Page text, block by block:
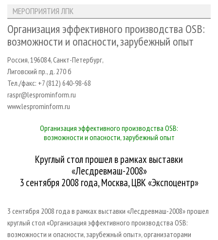
ЛЕСОЗАГОТОВКА
ЛЕСОПИЛЕНИЕ
СУШКА ДРЕВЕСИНЫ
ПРОИЗВОДСТВО ДРЕВЕСНЫХ ПЛИТ
ДЕРЕВЯННОЕ ДОМОСТРОЕНИЕ
БИОЭНЕРГЕТИКА
ИНСТРУМЕНТ И МАТЕРИАЛЫ
НОВОСТИ ЛПК
НОВОСТИ ЖУРНАЛА
ПРОЕКТЫ ЛПИ
АНАЛИТИКА
ПРЕДПРИЯТИЯ ЛПК
ПЕРСОНЫ
МОБИЛЬНЫЕ ВЫСТАВКИ
ОФИЦИАЛЬНЫЕ ДЕЛЕГАЦИИ
RUSSIAN FORESTRY REVIEW
БИБЛИОТЕКА СПЕЦИАЛИСТА
АРХИВ ЖУРНАЛОВ
СТАТЬИ
О ЖУРНАЛЕ
ПОДПИСКА
КОНТАКТЫ
РЕКЛАМОДАТЕЛЯМ
РЕКЛАМА
РЕКЛАМА НА САЙТЕ
МЕРОПРИЯТИЯ ЛПК
Организация эффективного производства OSB:
возможности и опасности, зарубежный опыт
Россия, 196084, Санкт-Петербург,
Лиговский пр., д. 270 б
Тел./факс: +7 (812) 640-98-68
raspr@lesprominform.ru
www.lesprominform.ru
Организация эффективного производства OSB:
возможности и опасности, зарубежный опыт
Круглый стол прошел в рамках выставки
«Лесдревмаш-2008»
3 сентября 2008 года, Москва, ЦВК «Экспоцентр»
3 сентября 2008 года в рамках выставки «Лесдревмаш-2008» прошел
круглый стол «Организация эффективного производства OSB:
возможности и опасности, зарубежный опыт», организаторами